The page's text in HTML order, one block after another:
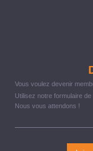
Vous voulez devenir
Utilisez notre formulaire
Nous vous attendons !